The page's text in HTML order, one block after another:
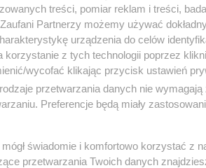
treści, pomiar reklam i treści,
Partnerzy możemy używać
urządzenia do celów
z tych technologii poprzez
wycofać klikając przycisk ustawień
przetwarzania danych nie
Preferencje będą miały
świadomie i komfortowo korzystać z
przetwarzania Twoich danych